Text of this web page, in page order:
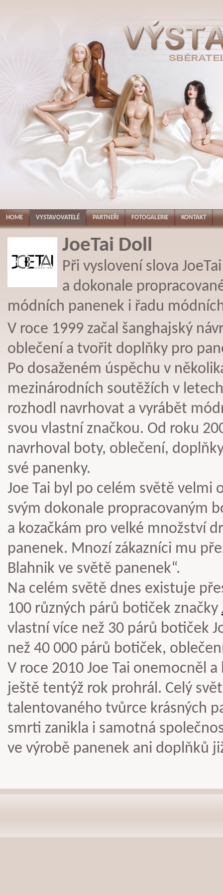
HOME VYSTAVOVATELÉ PARTNEŘI FOTOGALERIE KONTAKT
JoeTai Doll
Při vyslovení slova
a dokonale
módních panenek i řadu
V roce 1999 začal šanghajský
oblečení a tvořit doplňky pro
Po dosaženém úspěchu v
mezinárodních soutěžích v
rozhodl navrhovat a vyrábět
svou vlastní značkou. Od roku
navrhoval boty, oblečení,
své panenky.
Joe Tai byl po celém světě velmi
svým dokonale propracovaným
a kozačkám pro velké množství
panenek. Mnozí zákazníci mu
Blahnik ve světě panenek“.
Na celém světě dnes existuje
100 různých párů botiček značky
vlastní více než 30 párů botiček
než 40 000 párů botiček,
V roce 2010 Joe Tai onemocněl
ještě tentýž rok prohrál. Celý
talentovaného tvůrce krásných
smrti zanikla i samotná
ve výrobě panenek ani doplňků